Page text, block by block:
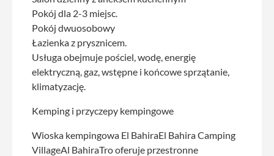
Pokój dla 2-3 miejsc.
Pokój dwuosobowy
Łazienka z prysznicem.
Usługa obejmuje pościel, wodę, energię
elektryczną, gaz, wstępne i końcowe sprzątanie,
klimatyzację.
Kemping i przyczepy kempingowe
Wioska kempingowa El BahiraEl Bahira Camping
VillageAl BahiraTro oferuje przestronne